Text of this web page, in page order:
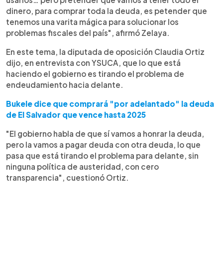
dinero, para comprar toda la deuda, es petender que
tenemos una varita mágica para solucionar los
problemas fiscales del país", afirmó Zelaya.
En este tema, la diputada de oposición Claudia Ortiz
dijo, en entrevista con YSUCA, que lo que está
haciendo el gobierno es tirando el problema de
endeudamiento hacia delante.
Bukele dice que comprará "por adelantado" la deuda
de El Salvador que vence hasta 2025
"El gobierno habla de que sí vamos a honrar la deuda,
pero la vamos a pagar deuda con otra deuda, lo que
pasa que está tirando el problema para delante, sin
ninguna política de austeridad, con cero
transparencia", cuestionó Ortiz.